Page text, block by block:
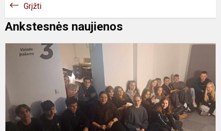
Grįžti
Ankstesnės naujienos